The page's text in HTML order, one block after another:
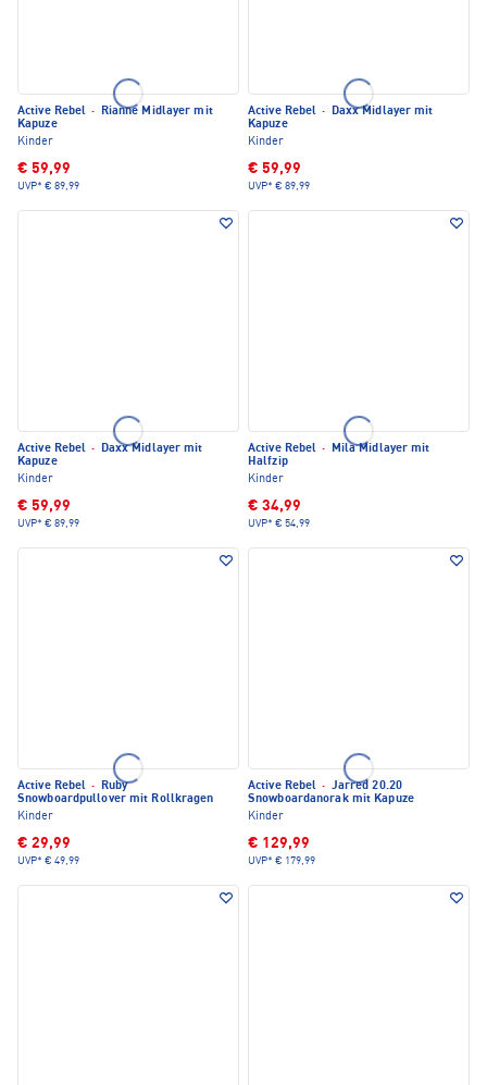
Active Rebel ·
Rianne Midlayer mit
Kapuze
Kinder
€ 59,99
UVP* € 89,99
Active Rebel ·
Daxx Midlayer mit
Kapuze
Kinder
€ 59,99
UVP* € 89,99
Active Rebel ·
Daxx Midlayer mit
Kapuze
Kinder
€ 59,99
UVP* € 89,99
Active Rebel ·
Mila Midlayer mit
Halfzip
Kinder
€ 34,99
UVP* € 54,99
Active Rebel ·
Ruby
Snowboardpullover mit Rollkragen
Kinder
€ 29,99
UVP* € 49,99
Active Rebel · Jarred 20.20
Snowboardanorak mit Kapuze
Kinder
€ 129,99
UVP* € 179,99